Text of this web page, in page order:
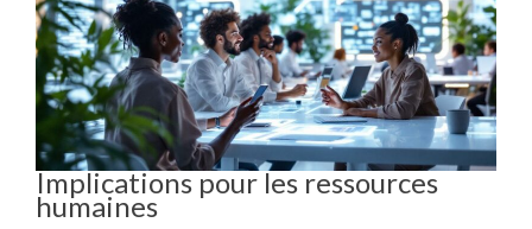
Implications pour les ressources
humaines